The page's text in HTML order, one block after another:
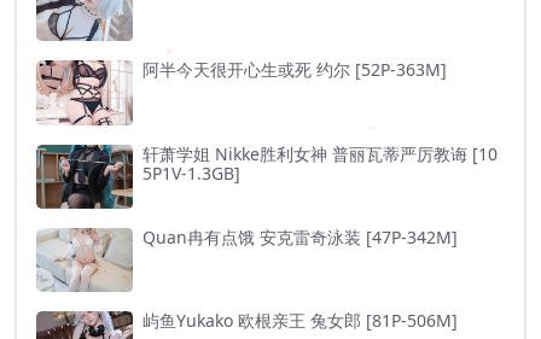
阿半今天很开心生或死 约尔 [52P-363M]
轩萧学姐 Nikke胜利女神 普丽瓦蒂严厉教诲 [10
5P1V-1.3GB]
Quan冉有点饿 安克雷奇泳装 [47P-342M]
屿鱼Yukako 欧根亲王 兔女郎 [81P-506M]